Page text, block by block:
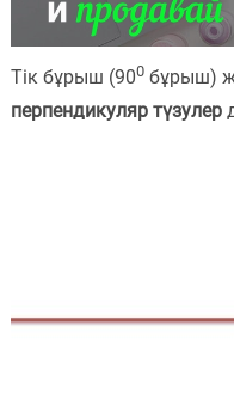
Ағылшынша-
сөздік
Тік бұрыш (900бұрыш)
перпендикуляр түзулер